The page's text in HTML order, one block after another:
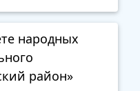
народных
район»